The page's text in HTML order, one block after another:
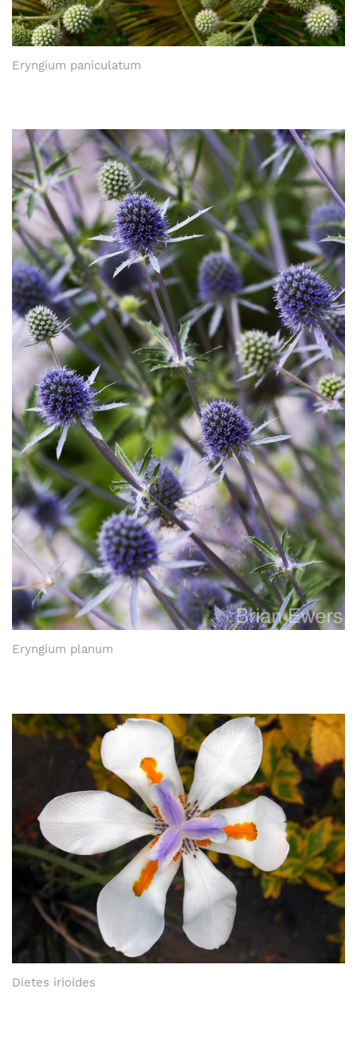
Eryngium paniculatum
Eryngium planum
Dietes irioides